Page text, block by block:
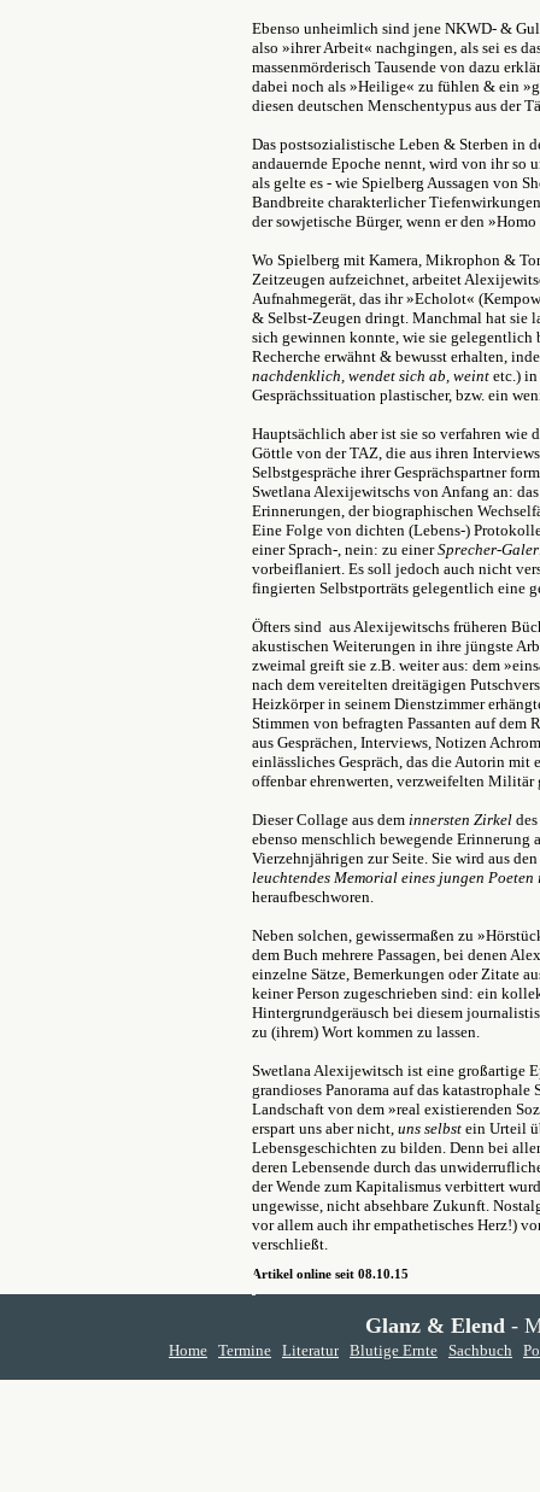
Ebenso unheimlich sind jene NKWD- &
also »ihrer Arbeit« nachgingen, als sei es
massenmörderisch Tausende von dazu
dabei noch als »Heilige« zu fühlen & ein
diesen deutschen Menschentypus aus der
Das postsozialistische Leben & Sterben in
andauernde Epoche nennt, wird von ihr so
als gelte es - wie Spielberg Aussagen von
Bandbreite charakterlicher
der sowjetische Bürger, wenn er den
Wo Spielberg mit Kamera, Mikrophon &
Zeitzeugen aufzeichnet, arbeitet
Aufnahmegerät, das ihr »Echolot«
& Selbst-Zeugen dringt. Manchmal hat sie
sich gewinnen konnte, wie sie gelegentlich
Recherche erwähnt & bewusst erhalten,
nachdenklich, wendet sich ab, weint etc.) in
Gesprächssituation plastischer, bzw. ein
Hauptsächlich aber ist sie so verfahren wie
Göttle von der TAZ, die aus ihren
Selbstgespräche ihrer Gesprächspartner
Swetlana Alexijewitschs von Anfang an:
Erinnerungen, der biographischen
Eine Folge von dichten (Lebens-)
einer Sprach-, nein: zu einerSprecher-
vorbeiflaniert. Es soll jedoch auch nicht
fingierten Selbstporträts gelegentlich eine
Öfters sind aus Alexijewitschs früheren
akustischen Weiterungen in ihre jüngste
zweimal greift sie z.B. weiter aus: dem
nach dem vereitelten dreitägigen
Heizkörper in seinem Dienstzimmer
Stimmen von befragten Passanten auf dem
aus Gesprächen, Interviews, Notizen
einlässliches Gespräch, das die Autorin mit
offenbar ehrenwerten, verzweifelten Militär
Dieser Collage aus dem innersten Zirkel
ebenso menschlich bewegende Erinnerung
Vierzehnjährigen zur Seite. Sie wird aus
leuchtendes Memorial eines jungen
heraufbeschworen.
Neben solchen, gewissermaßen zu
dem Buch mehrere Passagen, bei denen
einzelne Sätze, Bemerkungen oder Zitate
keiner Person zugeschrieben sind: ein
Hintergrundgeräusch bei diesem
zu (ihrem) Wort kommen zu lassen.
Swetlana Alexijewitsch ist eine großartige
grandioses Panorama auf das
Landschaft von dem »real existierenden
erspart uns aber nicht, uns selbst ein Urteil
Lebensgeschichten zu bilden. Denn bei
deren Lebensende durch das
der Wende zum Kapitalismus verbittert
ungewisse, nicht absehbare Zukunft.
vor allem auch ihr empathetisches Herz!)
verschließt.
Artikel online seit 08.10.15
Glanz & Elend -
Home Termine Literatur Blutige Ernte Sachbuch